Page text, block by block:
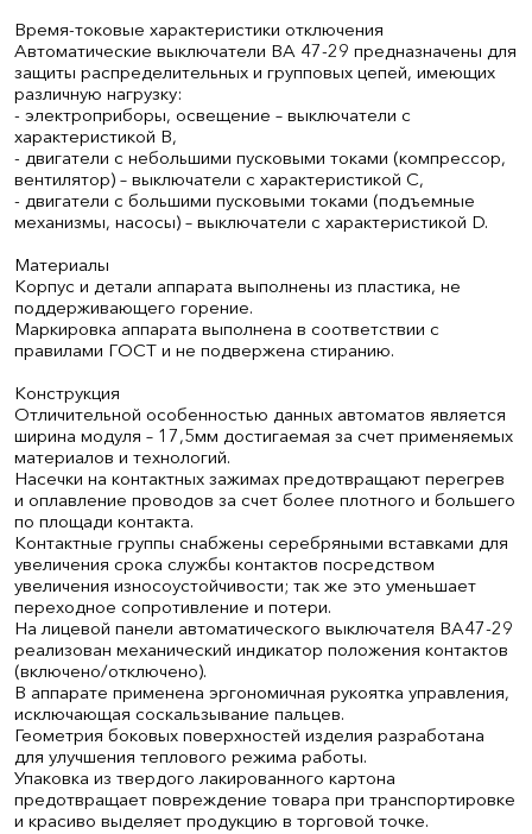
Время-токовые характеристики отключения
Автоматические выключатели ВА 47-29 предназначены для
защиты распределительных и групповых цепей, имеющих
различную нагрузку:
- электроприборы, освещение – выключатели с
характеристикой В,
- двигатели с небольшими пусковыми токами (компрессор,
вентилятор) – выключатели с характеристикой C,
- двигатели с большими пусковыми токами (подъемные
механизмы, насосы) – выключатели с характеристикой D.
Материалы
Корпус и детали аппарата выполнены из пластика, не
поддерживающего горение.
Маркировка аппарата выполнена в соответствии с
правилами ГОСТ и не подвержена стиранию.
Конструкция
Отличительной особенностью данных автоматов является
ширина модуля – 17,5мм достигаемая за счет применяемых
материалов и технологий.
Насечки на контактных зажимах предотвращают перегрев
и оплавление проводов за счет более плотного и большего
по площади контакта.
Контактные группы снабжены серебряными вставками для
увеличения срока службы контактов посредством
увеличения износоустойчивости; так же это уменьшает
переходное сопротивление и потери.
На лицевой панели автоматического выключателя ВА47-29
реализован механический индикатор положения контактов
(включено/отключено).
В аппарате применена эргономичная рукоятка управления,
исключающая соскальзывание пальцев.
Геометрия боковых поверхностей изделия разработана
для улучшения теплового режима работы.
Упаковка из твердого лакированного картона
предотвращает повреждение товара при транспортировке
и красиво выделяет продукцию в торговой точке.